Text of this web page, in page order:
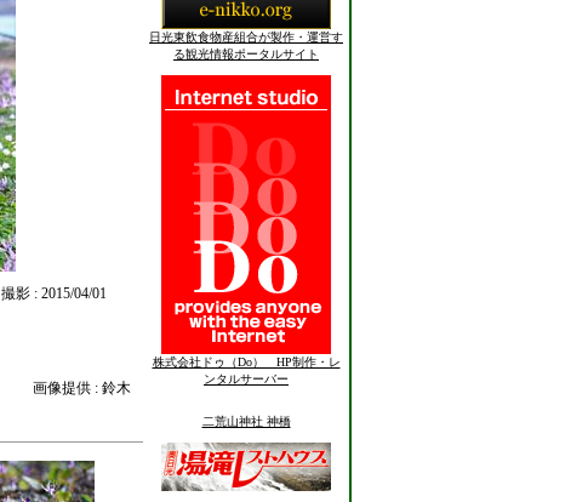
撮影 : 2015/04/01
画像提供 : 鈴木
日光東飲食物産組合が製作・運営す
る観光情報ポータルサイト
株式会社ドゥ（Do） HP制作・レ
ンタルサーバー
二荒山神社 神橋